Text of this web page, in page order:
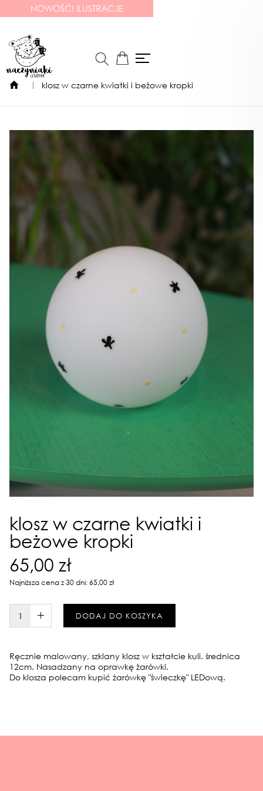
NOWOŚĆ! ILUSTRACJE
klosz w czarne kwiatki i beżowe kropki
klosz w czarne kwiatki i
beżowe kropki
65,00 zł
Najniższa cena z 30 dni: 65,00 zł
W KOSZYKU :)DODAJ DO KOSZYKA
Ręcznie malowany, szklany klosz w kształcie kuli. średnica
12cm. Nasadzany na oprawkę żarówki.
Do klosza polecam kupić żarówkę "świeczkę" LEDową.